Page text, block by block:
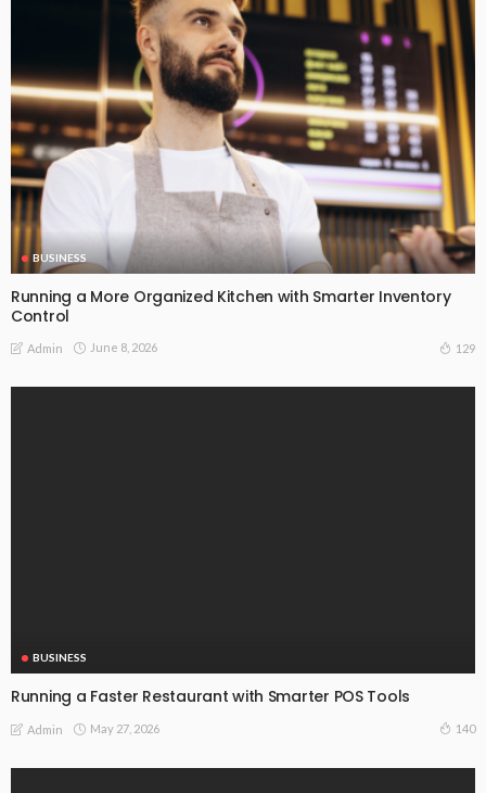
BUSINESS
Running a More Organized Kitchen with Smarter Inventory
Control
Admin June 8, 2026 129
BUSINESS
Running a Faster Restaurant with Smarter POS Tools
Admin May 27, 2026 140